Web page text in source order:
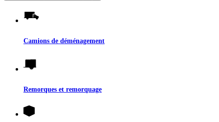
Camions de déménagement
Remorques et remorquage